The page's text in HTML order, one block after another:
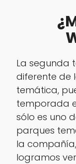
La segunda
diferente de
temática,
temporada
sólo es uno
parques
la
logramos